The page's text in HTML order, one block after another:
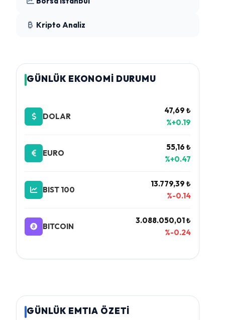
Kripto Analiz
GÜNLÜK EKONOMİ DURUMU
DOLAR
47,69 ₺
%+0.19
EURO
55,16 ₺
%+0.47
BIST 100
13.779,39 ₺
%-0.14
BITCOIN
3.088.050,01 ₺
%-0.24
GÜNLÜK EMTIA ÖZETİ